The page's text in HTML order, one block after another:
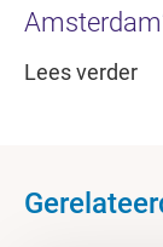
Lees verder